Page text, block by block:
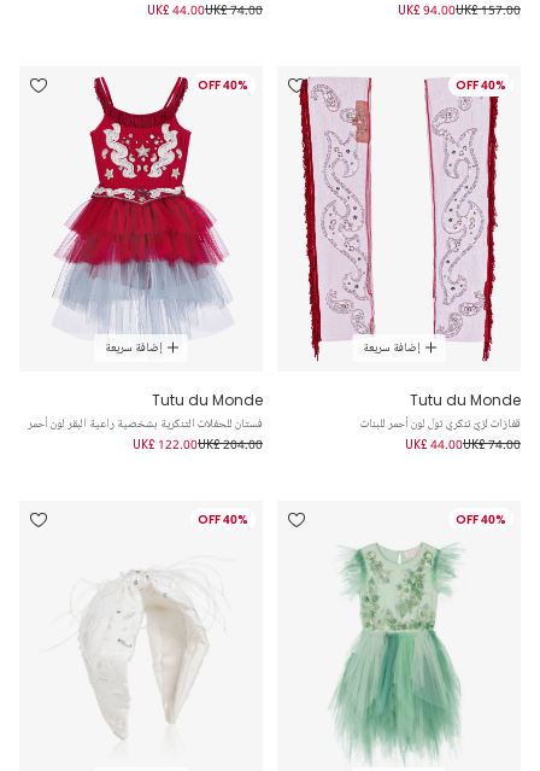
UK£ 157.00
UK£ 94.00
UK£ 74.00
UK£ 44.00
40% OFF
إضافة سريعة
Tutu du Monde
قفازات لزيّ تنكري تول لون أحمر للبنات
UK£ 74.00
UK£ 44.00
40% OFF
إضافة سريعة
Tutu du Monde
فستان للحفلات التنكرية بشخصية راعية البقر لون أحمر
UK£ 204.00
UK£ 122.00
40% OFF
40% OFF